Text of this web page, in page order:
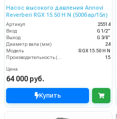
Насос высокого давления Annovi
Reverberi RGX 15.50 H N (500бар/15л)
Артикул
25514
Вход
G 1/2"
Выход
G 3/8"
Диаметр вала (мм)
24
Модель
RGX 15.50 H N
15
Цена
64 000 руб.
Купить